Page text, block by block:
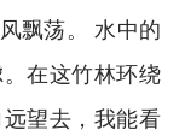
飘荡。 水中的
在这竹林环绕
望去，我能看